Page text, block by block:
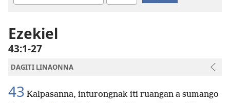
Biblia
Ezekiel
43:1-27
DAGITI LINAONNA
43 Kalpasanna, inturongnak iti ruangan a sumango